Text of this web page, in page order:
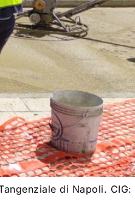
di Napoli. CIG: